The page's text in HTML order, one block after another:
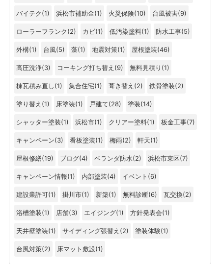
バイテク(1) 浜松市補助金(1) 火災保険(10) 台風被害(9)
ローラーフランク(2) カビ(1) 低汚染塗料(1) 防水工事(5)
外構(1) 台風(5) 藻(1) 地震対策(1) 屋根塗装(46)
高圧洗浄(3) コーキング打ち替え (9) 無料見積り (1)
棟瓦積み直し(1) 集合住宅(1) 葺き替え (2) 鉄骨塗装(2)
塗り替え (1) 床塗装(1) 戸建て(28) 塗装(14)
シャッター塗装(1) 浜松市(1) クリアー塗料(1) 板金工事(7)
キャンペーン(3) 看板塗装(1) 梅雨(2) 軒天(1)
屋根修繕(19) ブログ(4) ベランダ防水(2) 浜松市東区(7)
キャンペーン情報(1) 内部塗装(4) イベント (6)
建設業許可(1) 掛川市(1) 新築(1) 無料診断(6) 瓦交換(2)
浴槽塗装(1) 店舗(3) エイジング(1) 方針発表会(1)
天井壁塗装(1) サイディング張替え (2) 塗装体験(1)
台風対策(2) 床マット敷設(1)